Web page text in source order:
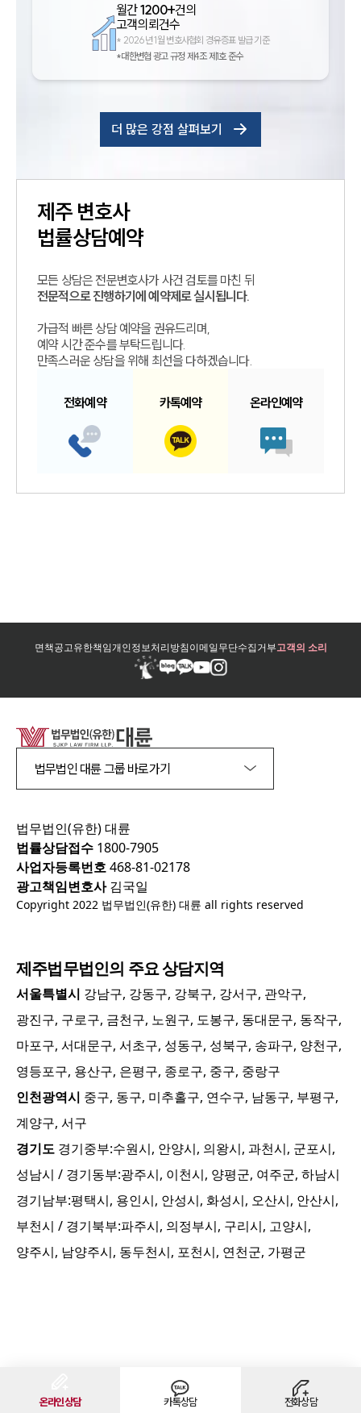
온라인상담 카톡상담 전화상담
월간1200+건의
고객의뢰건수
* 2026년 1월 변호사협회 경유증표 발급 기준
*대한변협 광고 규정 제4조 제1호 준수
더 많은 강점 살펴보기
제주 변호사
법률상담예약
모든 상담은 전문변호사가 사건 검토를 마친 뒤
전문적으로 진행하기에 예약제로 실시됩니다.
가급적 빠른 상담 예약을 권유드리며,
예약 시간 준수를 부탁드립니다.
만족스러운 상담을 위해 최선을 다하겠습니다.
전화예약 카톡예약 온라인예약
면책공고유한책임개인정보처리방침이메일무단수집거부고객의 소리
법무법인 대륜 그룹 바로가기
법무법인(유한) 대륜
법률상담접수 1800-7905
사업자등록번호468-81-02178
광고책임변호사김국일
Copyright 2022 법무법인(유한) 대륜 all rights reserved
제주법무법인의 주요 상담지역
서울특별시 강남구, 강동구, 강북구, 강서구, 관악구,
광진구, 구로구, 금천구, 노원구, 도봉구, 동대문구, 동작구,
마포구, 서대문구, 서초구, 성동구, 성북구, 송파구, 양천구,
영등포구, 용산구, 은평구, 종로구, 중구, 중랑구
인천광역시 중구, 동구, 미추홀구, 연수구, 남동구, 부평구,
계양구, 서구
경기도 경기중부:수원시, 안양시, 의왕시, 과천시, 군포시,
성남시 / 경기동부:광주시, 이천시, 양평군, 여주군, 하남시
경기남부:평택시, 용인시, 안성시, 화성시, 오산시, 안산시,
부천시 / 경기북부:파주시, 의정부시, 구리시, 고양시,
양주시, 남양주시, 동두천시, 포천시, 연천군, 가평군